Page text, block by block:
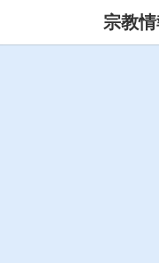
宗教